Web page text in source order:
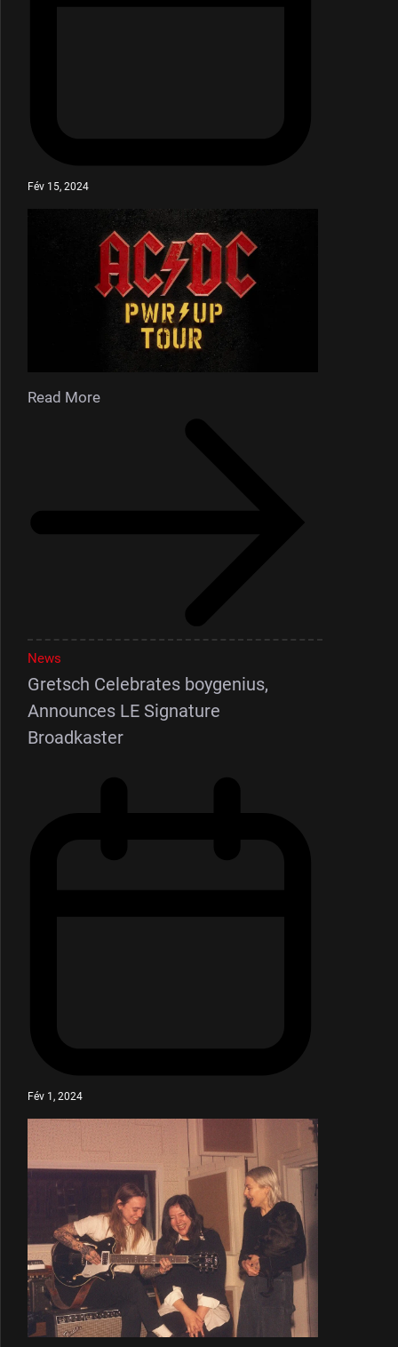
Fév 15, 2024
Read More
News
Gretsch Celebrates boygenius,
Announces LE Signature
Broadkaster
Fév 1, 2024